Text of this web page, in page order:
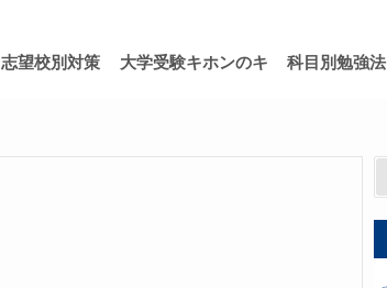
志望校別対策 大学受験キホンのキ 科目別勉強法